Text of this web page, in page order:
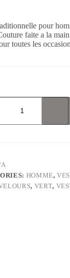
pour
faite a la
toutes les
HOMME,
, VERT,